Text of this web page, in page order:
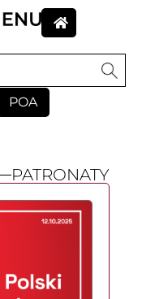
POA
PATRONATY